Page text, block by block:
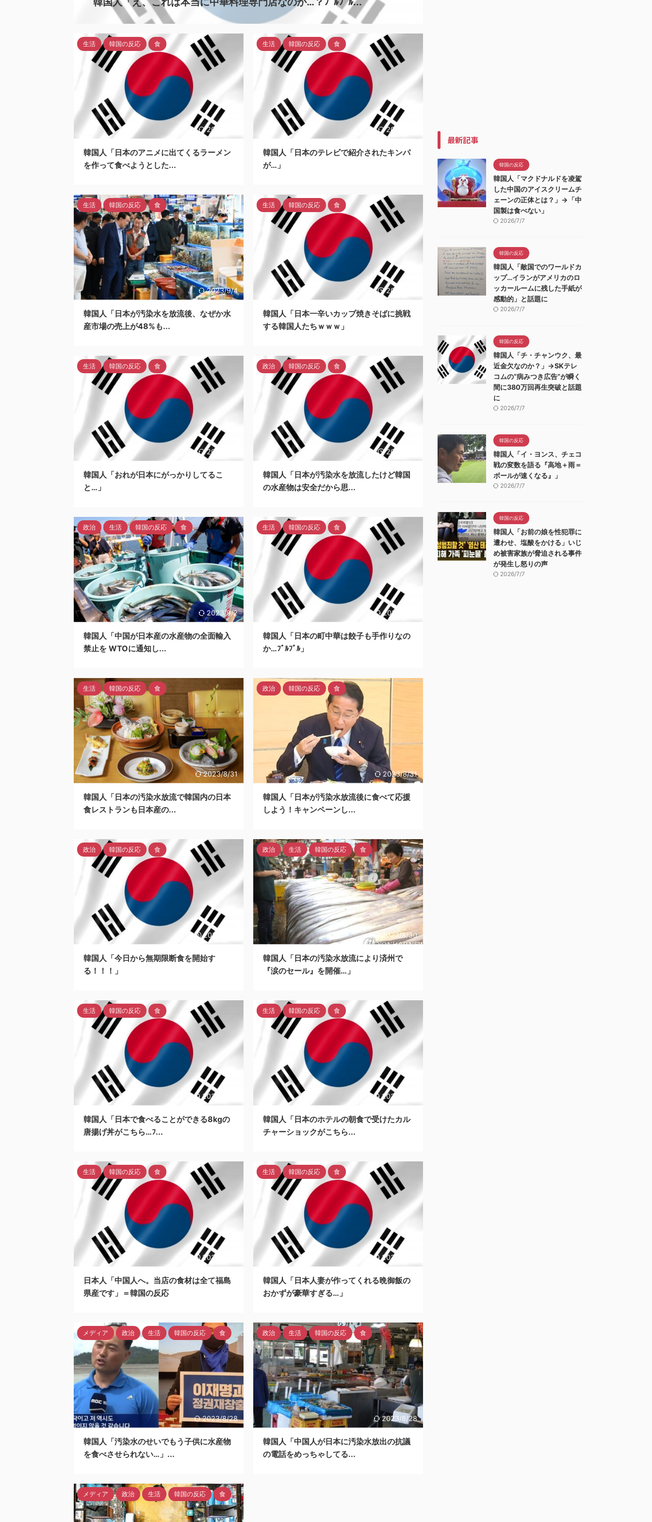
2023/9/5
生活 韓国の反応 食
韓国人「日本のアニメに出てくるラーメン
を作って食べようとした...
2023/9/4
生活 韓国の反応 食
韓国人「日本のテレビで紹介されたキンパ
が…」
2023/9/4
生活 韓国の反応 食
韓国人「日本が汚染水を放流後、なぜか水
産市場の売上が48%も...
2023/9/4
生活 韓国の反応 食
韓国人「日本一辛いカップ焼きそばに挑戦
する韓国人たちｗｗｗ」
2023/9/3
生活 韓国の反応 食
韓国人「おれが日本にがっかりしてるこ
と…」
2023/9/3
政治 韓国の反応 食
韓国人「日本が汚染水を放流したけど韓国
の水産物は安全だから思...
2023/9/2
政治 生活 韓国の反応 食
韓国人「中国が日本産の水産物の全面輸入
禁止を WTOに通知し...
2023/8/31
生活 韓国の反応 食
韓国人「日本の町中華は餃子も手作りなの
か…ﾌﾞﾙﾌﾞﾙ」
2023/8/31
生活 韓国の反応 食
韓国人「日本の汚染水放流で韓国内の日本
食レストランも日本産の...
2023/8/31
政治 韓国の反応 食
韓国人「日本が汚染水放流後に食べて応援
しよう！キャンペーンし...
2023/8/31
政治 韓国の反応 食
韓国人「今日から無期限断食を開始す
る！！！」
2023/8/30
政治 生活 韓国の反応 食
韓国人「日本の汚染水放流により済州で
『涙のセール』を開催…」
2023/8/28
生活 韓国の反応 食
韓国人「日本で食べることができる8kgの
唐揚げ丼がこちら…ﾌ...
2023/8/28
生活 韓国の反応 食
韓国人「日本のホテルの朝食で受けたカル
チャーショックがこちら...
2023/8/29
生活 韓国の反応 食
日本人「中国人へ。当店の食材は全て福島
県産です」＝韓国の反応
2023/8/28
生活 韓国の反応 食
韓国人「日本人妻が作ってくれる晩御飯の
おかずが豪華すぎる…」
2023/8/28
メディア 政治 生活 韓国の反応 食
韓国人「汚染水のせいでもう子供に水産物
を食べさせられない…」...
2023/8/28
政治 生活 韓国の反応 食
韓国人「中国人が日本に汚染水放出の抗議
の電話をめっちゃしてる...
メディア 政治 生活 韓国の反応 食
最新記事
韓国の反応
韓国人「マクドナルドを凌駕
した中国のアイスクリームチ
ェーンの正体とは？」→「中
国製は食べない」
2026/7/7
韓国の反応
韓国人「敵国でのワールドカ
ップ…イランがアメリカのロ
ッカールームに残した手紙が
感動的」と話題に
2026/7/7
韓国の反応
韓国人「チ・チャンウク、最
近金欠なのか？」→SKテレ
コムの“病みつき広告”が瞬く
間に380万回再生突破と話題
に
2026/7/7
韓国の反応
韓国人「イ・ヨンス、チェコ
戦の変数を語る『高地＋雨＝
ボールが速くなる』」
2026/7/7
韓国の反応
韓国人「お前の娘を性犯罪に
遭わせ、塩酸をかける」いじ
め被害家族が脅迫される事件
が発生し怒りの声
2026/7/7